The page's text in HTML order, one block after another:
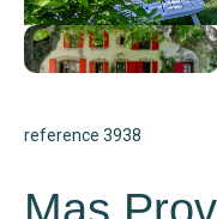
reference 3938